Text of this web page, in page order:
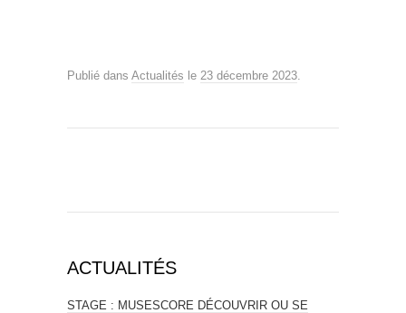
Publié dans Actualités le 23 décembre 2023.
ACTUALITÉS
STAGE : MUSESCORE DÉCOUVRIR OU SE